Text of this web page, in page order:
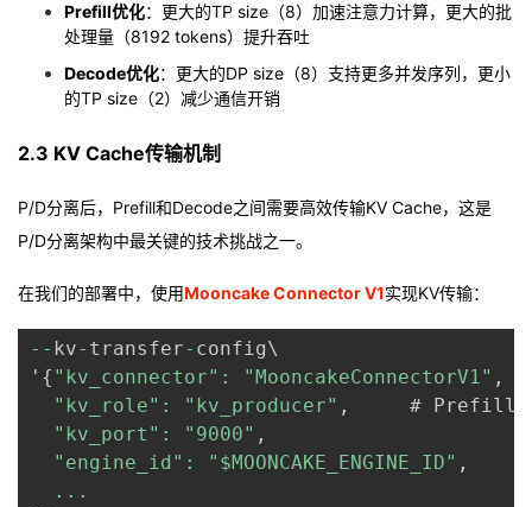
Prefill优化：更大的TP size（8）加速注意力计算，更大的批
处理量（8192 tokens）提升吞吐
Decode优化：更大的DP size（8）支持更多并发序列，更小
的TP size（2）减少通信开销
2.3 KV Cache传输机制
P/D分离后，Prefill和Decode之间需要高效传输KV Cache，这是
P/D分离架构中最关键的技术挑战之一。
在我们的部署中，使用Mooncake Connector V1实现KV传输：
-- kv- transfer- config\
' { "kv_connector" : "MooncakeConnectorV1" ,
"kv_role" : "kv_producer" ,
# Prefill
"kv_port" : "9000" ,
"engine_id" : "$MOONCAKE_ENGINE_ID" ,
...